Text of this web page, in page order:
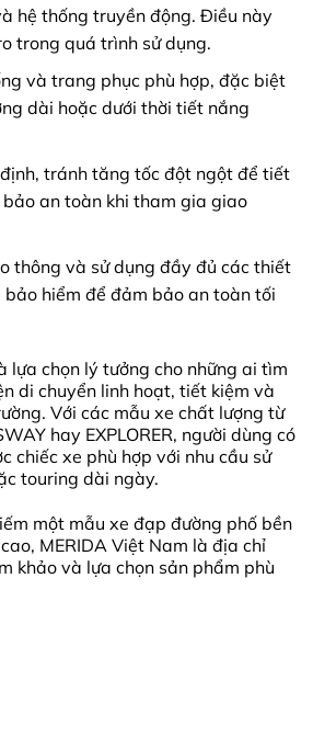
hệ thống truyền động. Điều này
trong quá trình sử dụng.
và trang phục phù hợp, đặc biệt
dài hoặc dưới thời tiết nắng
tránh tăng tốc đột ngột để tiết
an toàn khi tham gia giao
thông và sử dụng đầy đủ các thiết
bảo hiểm để đảm bảo an toàn tối
lựa chọn lý tưởng cho những ai tìm
di chuyển linh hoạt, tiết kiệm và
Với các mẫu xe chất lượng từ
hay EXPLORER, người dùng có
chiếc xe phù hợp với nhu cầu sử
touring dài ngày.
một mẫu xe đạp đường phố bền
MERIDA Việt Nam là địa chỉ
khảo và lựa chọn sản phẩm phù